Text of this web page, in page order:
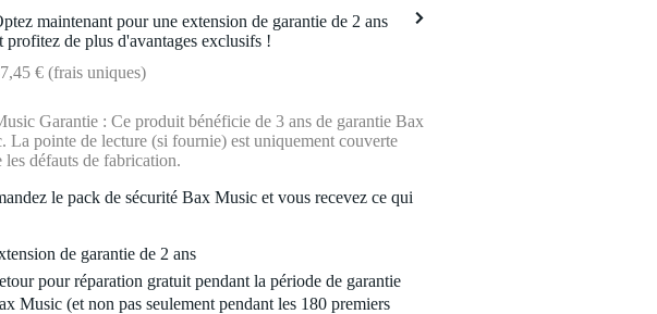
maintenant pour une extension de garantie de 2 ans
profitez de plus d'avantages exclusifs !
€ (frais uniques)
Garantie : Ce produit bénéficie de 3 ans de garantie Bax
La pointe de lecture (si fournie) est uniquement couverte
les défauts de fabrication.
le pack de sécurité Bax Music et vous recevez ce qui
de garantie de 2 ans
pour réparation gratuit pendant la période de garantie
Music (et non pas seulement pendant les 180 premiers